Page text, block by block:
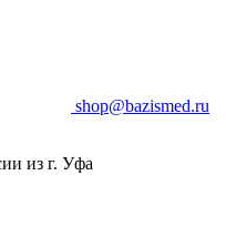
shop@bazismed.ru
из г. Уфа